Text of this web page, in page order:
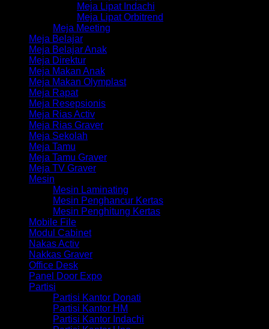
Meja Lipat Indachi
Meja Lipat Orbitrend
Meja Meeting
Meja Belajar
Meja Belajar Anak
Meja Direktur
Meja Makan Anak
Meja Makan Olymplast
Meja Rapat
Meja Resepsionis
Meja Rias Activ
Meja Rias Graver
Meja Sekolah
Meja Tamu
Meja Tamu Graver
Meja TV Graver
Mesin
Mesin Laminating
Mesin Penghancur Kertas
Mesin Penghitung Kertas
Mobile File
Modul Cabinet
Nakas Activ
Nakkas Graver
Office Desk
Panel Door Expo
Partisi
Partisi Kantor Donati
Partisi Kantor HM
Partisi Kantor Indachi